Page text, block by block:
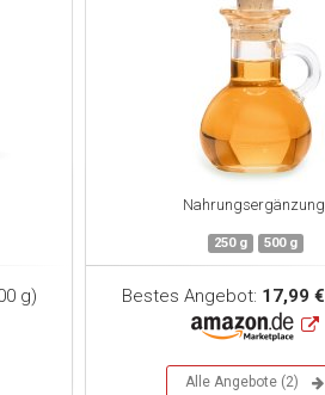
g)
Nahrungsergänzung
250 g 500 g
Bestes Angebot: 17,99 €
Alle Angebote (2)